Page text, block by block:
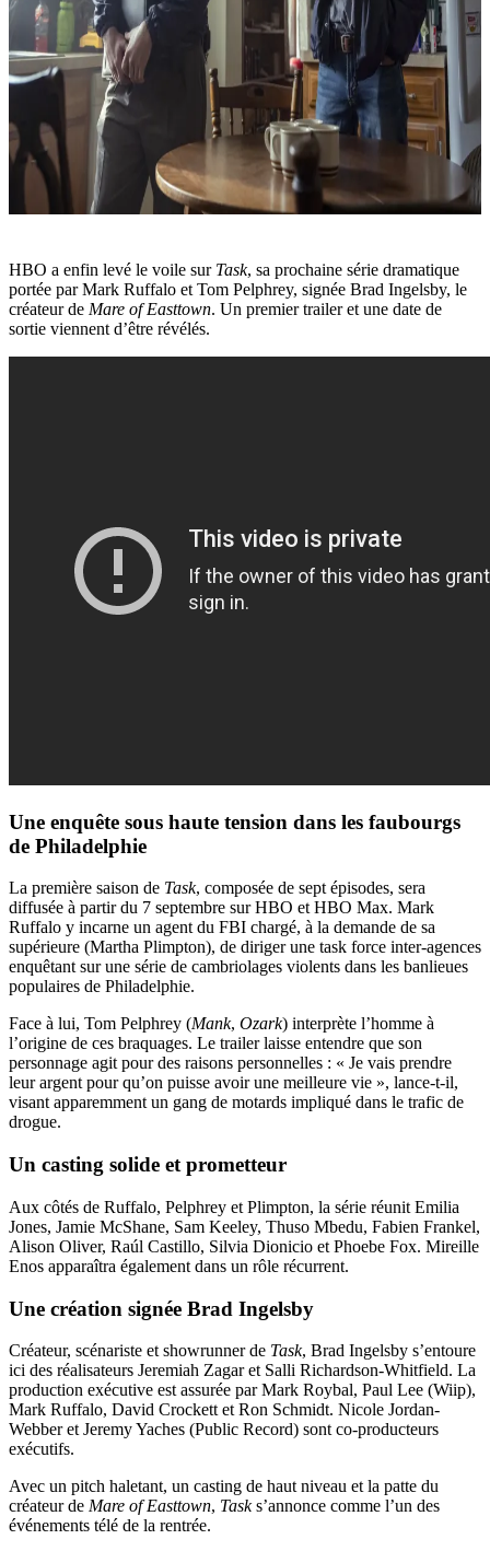
HBO a enfin levé le voile sur Task, sa prochaine série dramatique
portée par Mark Ruffalo et Tom Pelphrey, signée Brad Ingelsby, le
créateur de Mare of Easttown. Un premier trailer et une date de
sortie viennent d’être révélés.
Une enquête sous haute tension dans les faubourgs
de Philadelphie
La première saison de Task, composée de sept épisodes, sera
diffusée à partir du 7 septembre sur HBO et HBO Max. Mark
Ruffalo y incarne un agent du FBI chargé, à la demande de sa
supérieure (Martha Plimpton), de diriger une task force inter-agences
enquêtant sur une série de cambriolages violents dans les banlieues
populaires de Philadelphie.
Face à lui, Tom Pelphrey (Mank, Ozark) interprète l’homme à
l’origine de ces braquages. Le trailer laisse entendre que son
personnage agit pour des raisons personnelles : « Je vais prendre
leur argent pour qu’on puisse avoir une meilleure vie », lance-t-il,
visant apparemment un gang de motards impliqué dans le trafic de
drogue.
Un casting solide et prometteur
Aux côtés de Ruffalo, Pelphrey et Plimpton, la série réunit Emilia
Jones, Jamie McShane, Sam Keeley, Thuso Mbedu, Fabien Frankel,
Alison Oliver, Raúl Castillo, Silvia Dionicio et Phoebe Fox. Mireille
Enos apparaîtra également dans un rôle récurrent.
Une création signée Brad Ingelsby
Créateur, scénariste et showrunner de Task, Brad Ingelsby s’entoure
ici des réalisateurs Jeremiah Zagar et Salli Richardson-Whitfield. La
production exécutive est assurée par Mark Roybal, Paul Lee (Wiip),
Mark Ruffalo, David Crockett et Ron Schmidt. Nicole Jordan-
Webber et Jeremy Yaches (Public Record) sont co-producteurs
exécutifs.
Avec un pitch haletant, un casting de haut niveau et la patte du
créateur de Mare of Easttown, Tasks’annonce comme l’un des
événements télé de la rentrée.